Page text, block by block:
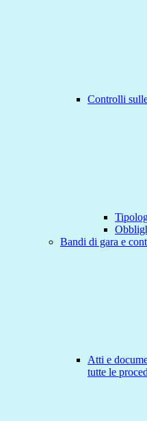
Controlli
Bandi di gara e
Atti e
tutte le